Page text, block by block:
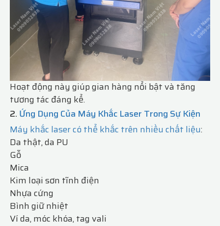
Hoạt động này giúp gian hàng nổi bật và tăng
tương tác đáng kể.
2. Ứng Dụng Của Máy Khắc Laser Trong Sự Kiện
Máy khắc laser có thể khắc trên nhiều chất liệu:
Da thật, da PU
Gỗ
Mica
Kim loại sơn tĩnh điện
Nhựa cứng
Bình giữ nhiệt
Ví da, móc khóa, tag vali